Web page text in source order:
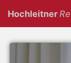
Hochleitner